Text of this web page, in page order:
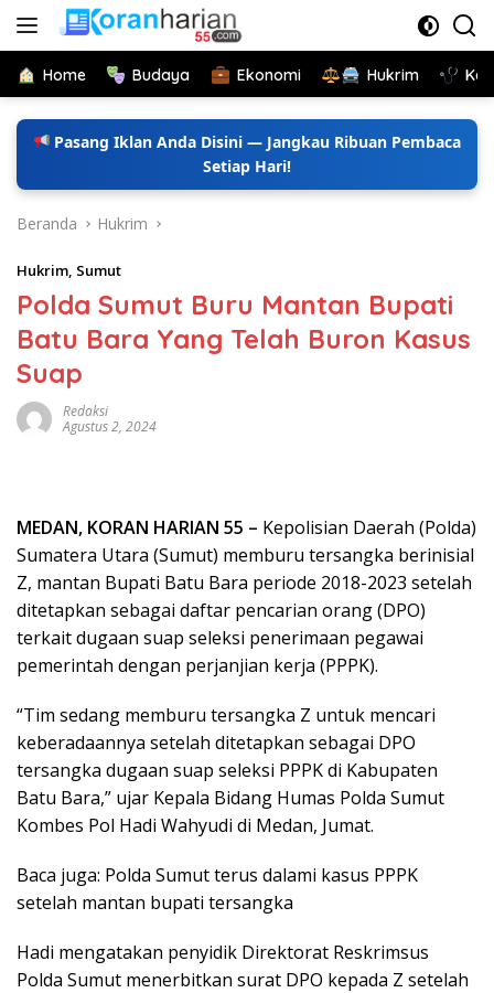
Langsung
Home Budaya Ekonomi Hukrim
Pasang Iklan Anda Disini — Jangkau Ribuan Pembaca
Setiap Hari!
Beranda Hukrim
Hukrim, Sumut
Polda Sumut Buru Mantan Bupati
Batu Bara Yang Telah Buron Kasus
Suap
Redaksi
Agustus 2, 2024
MEDAN, KORAN HARIAN 55 – Kepolisian Daerah (Polda)
Sumatera Utara (Sumut) memburu tersangka berinisial
Z, mantan Bupati Batu Bara periode 2018-2023 setelah
ditetapkan sebagai daftar pencarian orang (DPO)
terkait dugaan suap seleksi penerimaan pegawai
pemerintah dengan perjanjian kerja (PPPK).
“Tim sedang memburu tersangka Z untuk mencari
keberadaannya setelah ditetapkan sebagai DPO
tersangka dugaan suap seleksi PPPK di Kabupaten
Batu Bara,” ujar Kepala Bidang Humas Polda Sumut
Kombes Pol Hadi Wahyudi di Medan, Jumat.
Baca juga: Polda Sumut terus dalami kasus PPPK
setelah mantan bupati tersangka
Hadi mengatakan penyidik Direktorat Reskrimsus
Polda Sumut menerbitkan surat DPO kepada Z setelah